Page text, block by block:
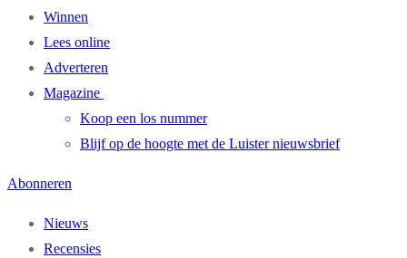
Winnen
Lees online
Adverteren
Magazine
Koop een los nummer
Blijf op de hoogte met de Luister nieuwsbrief
Abonneren
Nieuws
Recensies